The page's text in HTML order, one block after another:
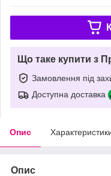
Що таке купити з
Замовлення під
Доступна доставка
Опис
Опис